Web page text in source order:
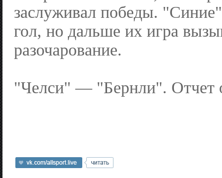
заслуживал победы.
гол, но дальше их игра
разочарование.
"Челси" — "Бернли". Отчет